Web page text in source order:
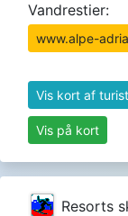
Vandrestier:
www.alpe-
Vis kort af
Vis på kort
Resorts